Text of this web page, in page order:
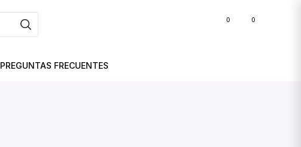
0 0
PREGUNTAS FRECUENTES